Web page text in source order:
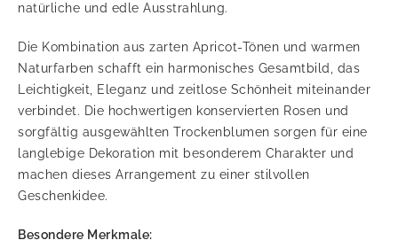
natürliche und edle Ausstrahlung.
Die Kombination aus zarten Apricot-Tönen und warmen
Naturfarben schafft ein harmonisches Gesamtbild, das
Leichtigkeit, Eleganz und zeitlose Schönheit miteinander
verbindet. Die hochwertigen konservierten Rosen und
sorgfältig ausgewählten Trockenblumen sorgen für eine
langlebige Dekoration mit besonderem Charakter und
machen dieses Arrangement zu einer stilvollen
Geschenkidee.
Besondere Merkmale: